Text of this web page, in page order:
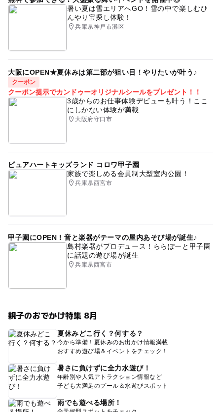
暑い夏は雪エリアへGO！雪の中で楽しむひ
んやり宝探し体験！
兵庫県神戸市灘区
大阪にOPEN★夏休みは第二部が狙い目！やりたいが叶う♪
クーポン
クーポン提示でカンドゥーオリジナルシールをプレゼント！！
3歳からのお仕事体験デビューも叶う！ここ
にしかない体験が満載
大阪府守口市
ピュアハートキッズランド コロワ甲子園
家族で楽しめる会員制大型室内公園！
兵庫県西宮市
甲子園にOPEN！音と楽器がテーマの屋内あそび場が誕生♪
島村楽器がプロデュース！ららぽーと甲子園
に話題の遊び場が誕生
兵庫県西宮市
親子のおでかけ特集 8月
夏休みどこ行く？何する？
今から準備！夏休みのお出かけ情報満載
おすすめ遊び場＆イベントをチェック！
暑さに負けずに全力水遊び！
年齢別や人気アトラクション情報など
子ども大満足のプール＆水遊びスポット
雨でも遊べる場所！